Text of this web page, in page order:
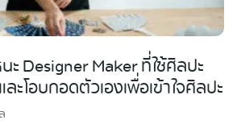
Designer Maker ที่ใช้ศิลปะ
ละโอบกอดตัวเองเพื่อเข้าใจศิลปะ